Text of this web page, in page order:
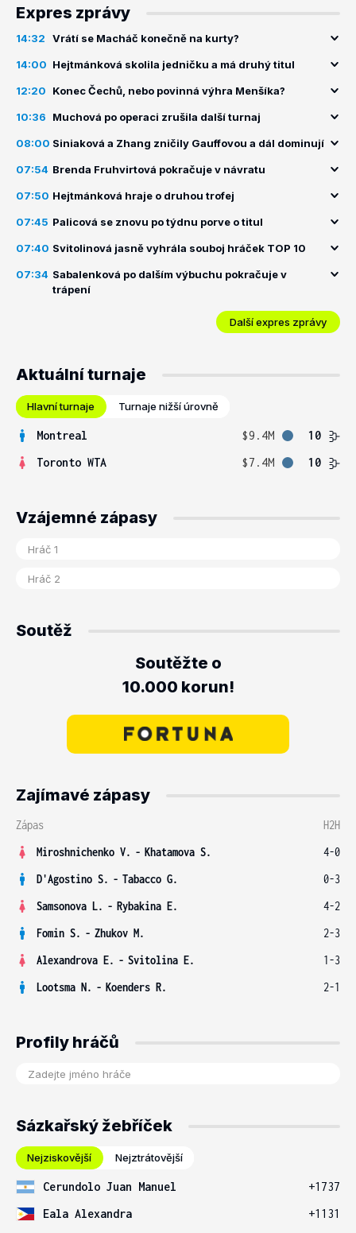
Expres zprávy
14:32 Vrátí se Macháč konečně na kurty?
14:00 Hejtmánková skolila jedničku a má druhý titul
12:20 Konec Čechů, nebo povinná výhra Menšíka?
10:36 Muchová po operaci zrušila další turnaj
08:00 Siniaková a Zhang zničily Gauffovou a dál dominují
07:54 Brenda Fruhvirtová pokračuje v návratu
07:50 Hejtmánková hraje o druhou trofej
07:45 Palicová se znovu po týdnu porve o titul
07:40 Svitolinová jasně vyhrála souboj hráček TOP 10
07:34 Sabalenková po dalším výbuchu pokračuje v
trápení
Další expres zprávy
Aktuální turnaje
Hlavní turnaje Turnaje nižší úrovně
Montreal $9.4M
10
Toronto WTA
$7.4M 10
Vzájemné zápasy
Soutěž
Soutěžte o
10.000 korun!
Zajímavé zápasy
Zápas
H2H
Miroshnichenko V. - Khatamova S.
4-0
D'Agostino S. - Tabacco G.
0-3
Samsonova L. - Rybakina E.
4-2
Fomin S. - Zhukov M.
2-3
Alexandrova E. - Svitolina E.
1-3
Lootsma N. - Koenders R. 2-1
Profily hráčů
Sázkařský žebříček
Nejziskovější Nejztrátovější
Cerundolo Juan Manuel
+1737
Eala Alexandra
+1131